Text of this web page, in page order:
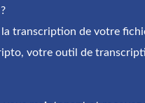
?
transcription de votre
votre outil de